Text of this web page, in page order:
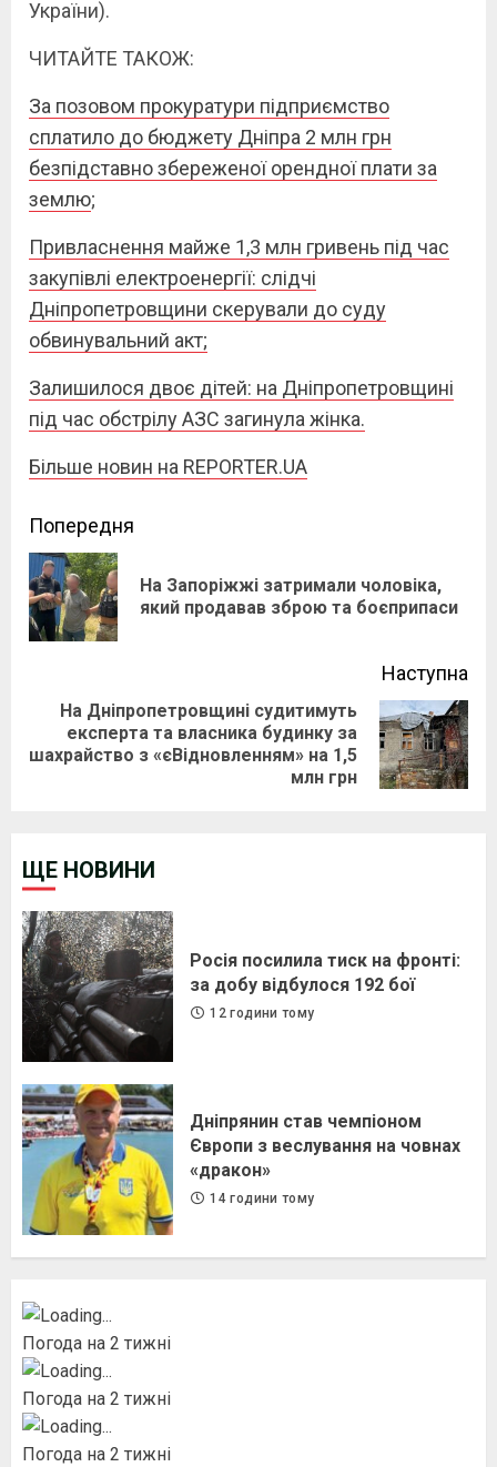
України).
ЧИТАЙТЕ ТАКОЖ:
За позовом прокуратури підприємство
сплатило до бюджету Дніпра 2 млн грн
безпідставно збереженої орендної плати за
землю;
Привласнення майже 1,3 млн гривень під час
закупівлі електроенергії: слідчі
Дніпропетровщини скерували до суду
обвинувальний акт;
Залишилося двоє дітей: на Дніпропетровщині
під час обстрілу АЗС загинула жінка.
Більше новин на REPORTER.UA
Continue
Reading
Попередня
На Запоріжжі затримали чоловіка,
який продавав зброю та боєприпаси
Наступна
Next
post:
На Дніпропетровщині судитимуть
експерта та власника будинку за
шахрайство з «єВідновленням» на 1,5
млн грн
ЩЕ НОВИНИ
Росія посилила тиск на фронті:
за добу відбулося 192 бої
12 години тому
Дніпрянин став чемпіоном
Європи з веслування на човнах
«дракон»
14 години тому
Погода на 2 тижні
Погода на 2 тижні
Погода на 2 тижні